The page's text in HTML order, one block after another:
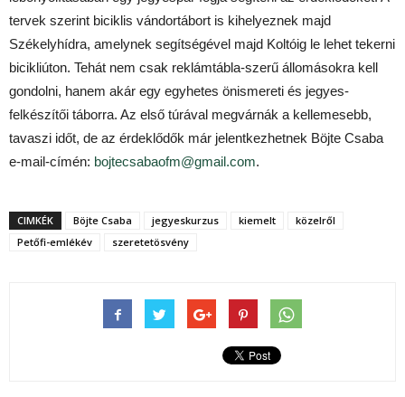
tervek szerint biciklis vándortábort is kihelyeznek majd
Székelyhídra, amelynek segítségével majd Koltóig le lehet tekerni
bicikliúton. Tehát nem csak reklámtábla-szerű állomásokra kell
gondolni, hanem akár egy egyhetes önismereti és jegyes-
felkészítői táborra. Az első túrával megvárnák a kellemesebb,
tavaszi időt, de az érdeklődők már jelentkezhetnek Böjte Csaba
e-mail-címén: bojtecsabaofm@gmail.com.
CIMKÉK Böjte Csaba jegyeskurzus kiemelt
közelről
Petőfi-emlékév
szeretetösvény